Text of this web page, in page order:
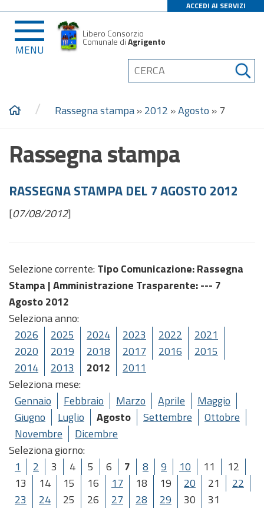
ACCEDI AI SERVIZI
MENU
Libero Consorzio
Comunale diAgrigento
/ Rassegna stampa»2012 »Agosto »7
Rassegna stampa
RASSEGNA STAMPA DEL 7 AGOSTO 2012
[07/08/2012]
Selezione corrente: Tipo Comunicazione: Rassegna
Stampa |Amministrazione Trasparente: --- 7
Agosto 2012
Seleziona anno:
2026
2025 2024 2023 2022
2021
2020
2019 2018 2017 2016
2015
2014
2013 2012
2011
Seleziona mese:
Gennaio
Febbraio Marzo Aprile
Maggio
Giugno
Luglio Agosto Settembre
Ottobre
Novembre
Dicembre
Seleziona giorno:
1
2 3 4 5 6 7 8 9 10 11
12
13
14 15 16 17 18 19 20 21
22
23
24 25 26 27 28 29 30 31